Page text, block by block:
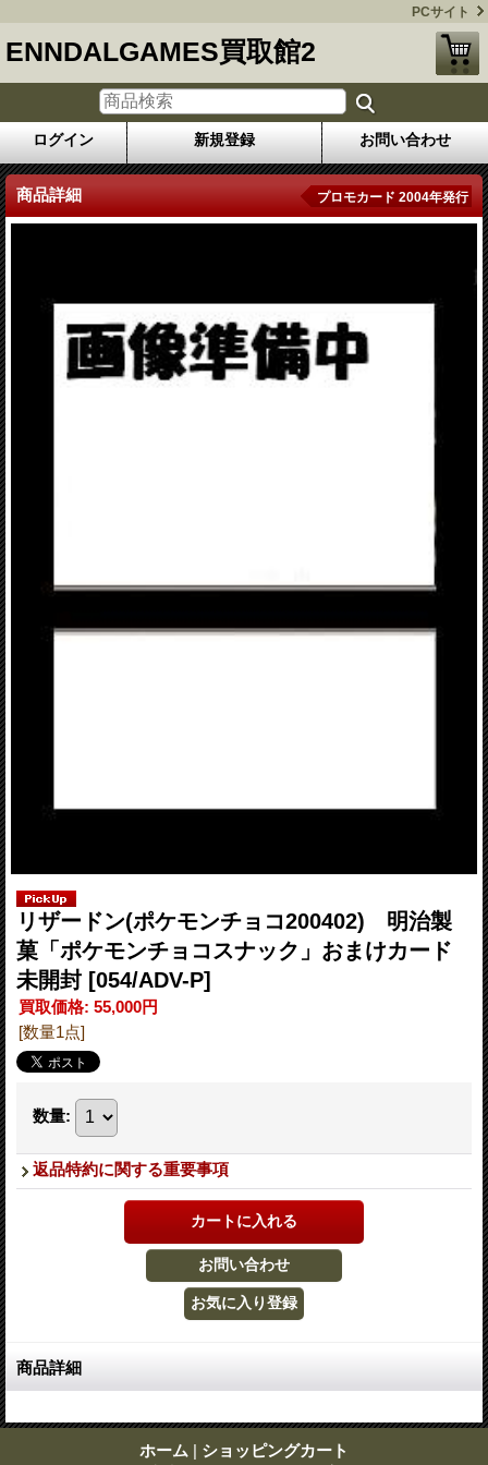
PCサイト
ENNDALGAMES買取館2
ログイン 新規登録 お問い合わせ
商品詳細 プロモカード 2004年発行
リザードン(ポケモンチョコ200402) 明治製
菓「ポケモンチョコスナック」おまけカード
未開封 [054/ADV-P]
買取価格: 55,000円
[数量1点]
数量:
返品特約に関する重要事項
商品詳細
ホーム | ショッピングカート